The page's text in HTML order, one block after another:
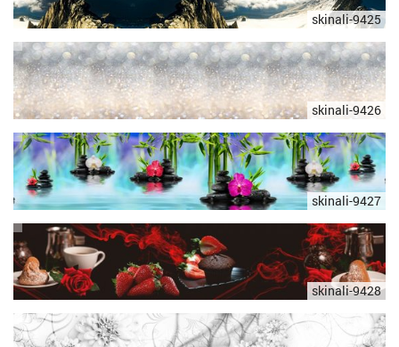
skinali-9425
skinali-9426
skinali-9427
skinali-9428